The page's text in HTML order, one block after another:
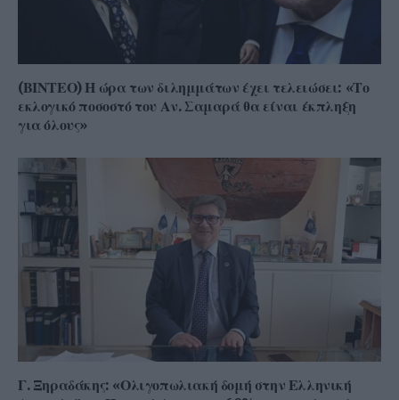
(ΒΙΝΤΕΟ) Η ώρα των διλημμάτων έχει τελειώσει: «Το
εκλογικό ποσοστό του Αν. Σαμαρά θα είναι έκπληξη
για όλους»
Γ. Ξηραδάκης: «Ολιγοπωλιακή δομή στην Ελληνική